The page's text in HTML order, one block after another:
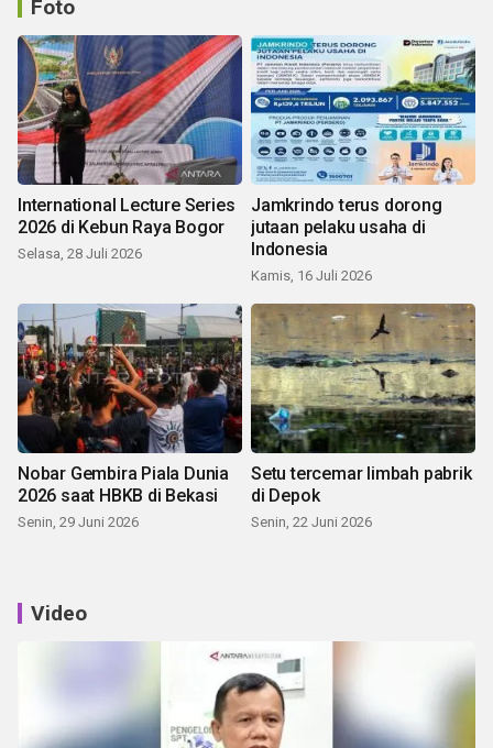
Foto
International Lecture Series
2026 di Kebun Raya Bogor
Selasa, 28 Juli 2026
Jamkrindo terus dorong
jutaan pelaku usaha di
Indonesia
Kamis, 16 Juli 2026
Nobar Gembira Piala Dunia
2026 saat HBKB di Bekasi
Senin, 29 Juni 2026
Setu tercemar limbah pabrik
di Depok
Senin, 22 Juni 2026
Video